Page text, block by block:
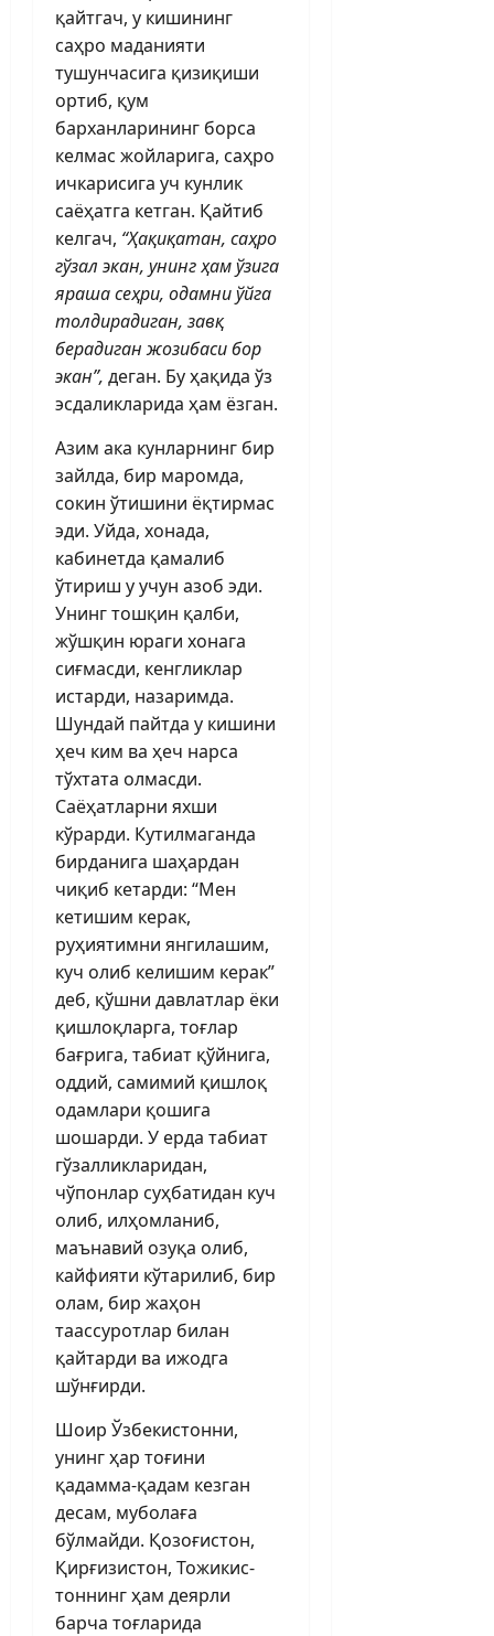
қайтгач, у кишининг
саҳро маданияти
тушунчасига қизиқиши
ортиб, қум
барханларининг борса
келмас жойларига, саҳро
ичкарисига уч кунлик
саёҳатга кетган. Қайтиб
келгач, “Ҳақиқатан, саҳро
гўзал экан, унинг ҳам ўзига
яраша сеҳри, одамни ўйга
толдирадиган, завқ
берадиган жозибаси бор
экан”, деган. Бу ҳақида ўз
эсдаликларида ҳам ёзган.
Азим ака кунларнинг бир
зайлда, бир маромда,
сокин ўтишини ёқтирмас
эди. Уйда, хонада,
кабинетда қамалиб
ўтириш у учун азоб эди.
Унинг тош­қин қалби,
жўшқин юраги хонага
сиғмасди, кенгликлар
истарди, назаримда.
Шундай пайтда у кишини
ҳеч ким ва ҳеч нарса
тўхтата олмасди.
Саёҳатларни яхши
кўрарди. Кутилмаганда
бирданига шаҳардан
чиқиб кетарди: “Мен
кетишим керак,
руҳиятимни янгилашим,
куч олиб келишим керак”
деб, қўшни давлатлар ёки
қиш­лоқларга, тоғлар
бағрига, табиат қўйнига,
оддий, самимий қишлоқ
одамлари қошига
шошарди. У ерда табиат
гўзалликларидан,
чўпонлар суҳбатидан куч
олиб, илҳомланиб,
маънавий озуқа олиб,
кайфияти кўтарилиб, бир
олам, бир жаҳон
таассуротлар билан
қайтарди ва ижодга
шўнғирди.
Шоир Ўзбекистонни,
унинг ҳар тоғини
қадамма-қадам кезган
десам, муболаға
бўлмайди. Қозоғистон,
Қирғизистон, Тожикис­
тоннинг ҳам деярли
барча тоғларида